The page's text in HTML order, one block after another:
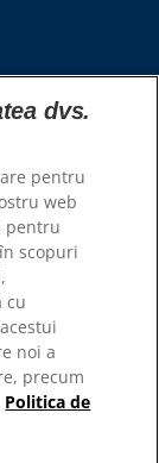
dvs.
pentru
web
pentru
scopuri
cu
noi a
precum
Politica de